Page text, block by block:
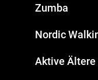
Zumba
Nordic
Aktive Ältere